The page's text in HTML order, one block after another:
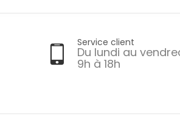
Service client
Du lundi au
9h à 18h